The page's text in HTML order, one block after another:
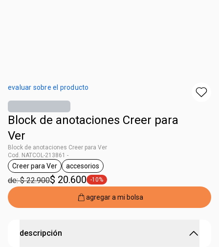
evaluar sobre el producto
Block de anotaciones Creer para
Ver
Block de anotaciones Creer para Ver
Cod. NATCOL-213861 -
general.tag Creer para Ver
Creer para Ver
general.tag accesorios
accesorios
de: $ 22.900$ 20.600 general.tag -10%
-10%
agregar a mi bolsa
descripción